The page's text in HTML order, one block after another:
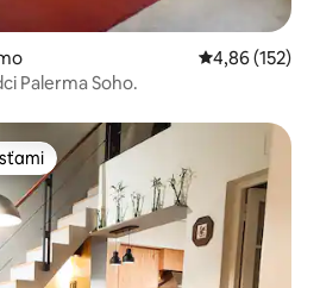
Priemerné
4,86 (152)
Palerma Soho.